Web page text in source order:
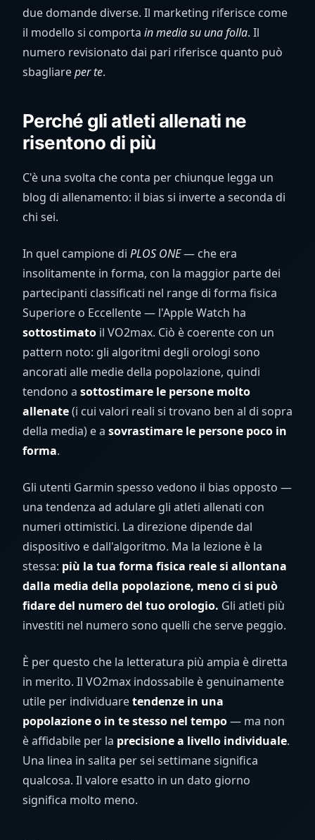
due domande diverse. Il marketing riferisce come
il modello si comporta in media su una folla. Il
numero revisionato dai pari riferisce quanto può
sbagliareper te.
Perché gli atleti allenati ne
risentono di più
C'è una svolta che conta per chiunque legga un
blog di allenamento: il bias si inverte a seconda di
chi sei.
In quel campione di PLOS ONE— che era
insolitamente in forma, con la maggior parte dei
partecipanti classificati nel range di forma fisica
Superiore o Eccellente — l'Apple Watch ha
sottostimato il VO2max. Ciò è coerente con un
pattern noto: gli algoritmi degli orologi sono
ancorati alle medie della popolazione, quindi
tendono a sottostimare le persone molto
allenate(i cui valori reali si trovano ben al di sopra
della media) e a sovrastimare le persone poco in
forma.
Gli utenti Garmin spesso vedono il bias opposto —
una tendenza ad adulare gli atleti allenati con
numeri ottimistici. La direzione dipende dal
dispositivo e dall'algoritmo. Ma la lezione è la
stessa: più la tua forma fisica reale si allontana
dalla media della popolazione, meno ci si può
fidare del numero del tuo orologio. Gli atleti più
investiti nel numero sono quelli che serve peggio.
È per questo che la letteratura più ampia è diretta
in merito. Il VO2max indossabile è genuinamente
utile per individuaretendenze in una
popolazione o in te stesso nel tempo— ma non
è affidabile per la precisione a livello individuale.
Una linea in salita per sei settimane significa
qualcosa. Il valore esatto in un dato giorno
significa molto meno.